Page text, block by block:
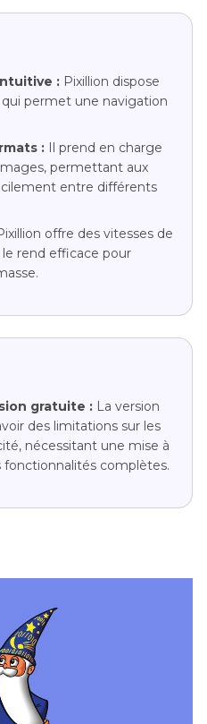
: Pixillion dispose
permet une navigation
: Il prend en charge
permettant aux
entre différents
offre des vitesses de
le rend efficace pour
gratuite : La version
des limitations sur les
nécessitant une mise à
fonctionnalités complètes.